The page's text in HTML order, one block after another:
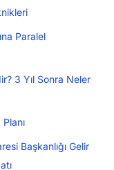
Paralel
3 Yıl Sonra Neler
Başkanlığı Gelir